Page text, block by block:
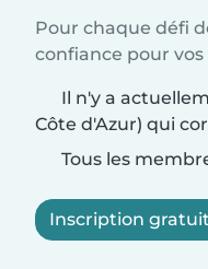
Pour chaque défi
confiance pour
Il n'y a
Côte d'Azur) qui
Tous les
Inscription